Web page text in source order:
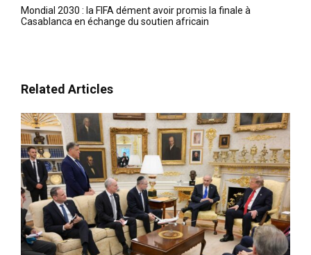
Mondial 2030 : la FIFA dément avoir promis la finale à
Casablanca en échange du soutien africain
Related Articles